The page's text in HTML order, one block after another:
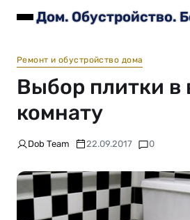
Дом. Обустройство.
Ремонт и обустройство дома
Выбор плитки в
комнату
Dob Team 22.09.2017 0